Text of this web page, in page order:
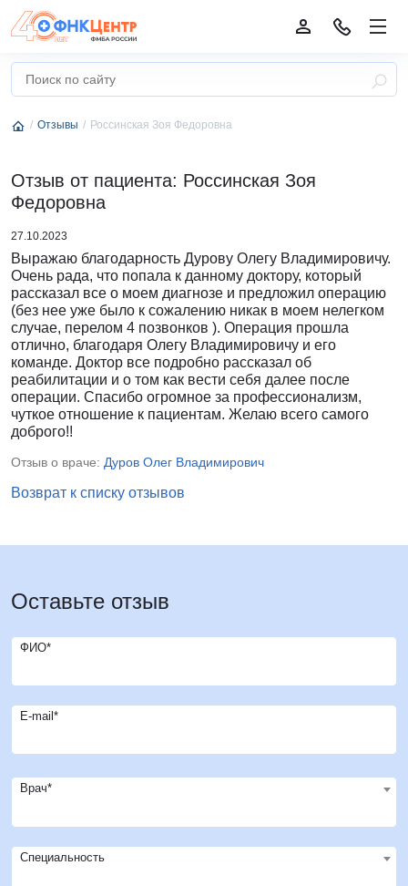
Отзывы Россинская Зоя Федоровна
Отзыв от пациента: Россинская Зоя
Федоровна
27.10.2023
Выражаю благодарность Дурову Олегу Владимировичу.
Очень рада, что попала к данному доктору, который
рассказал все о моем диагнозе и предложил операцию
(без нее уже было к сожалению никак в моем нелегком
случае, перелом 4 позвонков ). Операция прошла
отлично, благодаря Олегу Владимировичу и его
команде. Доктор все подробно рассказал об
реабилитации и о том как вести себя далее после
операции. Спасибо огромное за профессионализм,
чуткое отношение к пациентам. Желаю всего самого
доброго!!
Отзыв о враче: Дуров Олег Владимирович
Возврат к списку отзывов
Оставьте отзыв
ФИО*
E-mail*
Врач*
Специальность